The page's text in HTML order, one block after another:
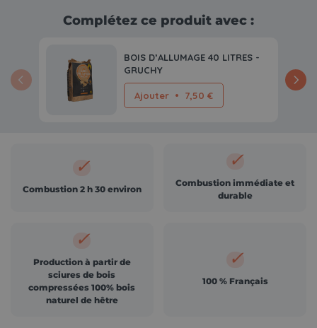
Complétez ce produit avec :
BOIS D’ALLUMAGE 40 LITRES -
GRUCHY
Ajouter • 7,50 €
✓
Combustion 2 h 30 environ
✓
Combustion immédiate et
durable
✓
Production à partir de
sciures de bois
compressées 100% bois
naturel de hêtre
✓
100 % Français